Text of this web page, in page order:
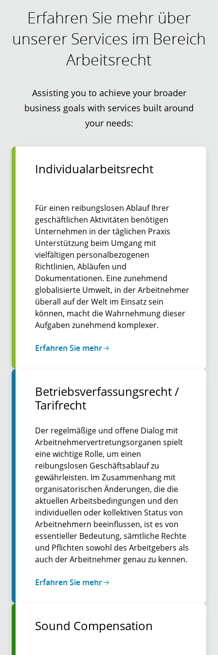
Erfahren Sie mehr über
unserer Services im Bereich
Arbeitsrecht
Assisting you to achieve your broader
business goals with services built around
your needs:
Individualarbeitsrecht
Für einen reibungslosen Ablauf Ihrer
geschäftlichen Aktivitäten benötigen
Unternehmen in der täglichen Praxis
Unterstützung beim Umgang mit
vielfältigen personalbezogenen
Richtlinien, Abläufen und
Dokumentationen. Eine zunehmend
globalisierte Umwelt, in der Arbeitnehmer
überall auf der Welt im Einsatz sein
können, macht die Wahrnehmung dieser
Aufgaben zunehmend komplexer.
Erfahren Sie mehr
Betriebs­ver­fassungs­­recht /
Tarif­recht
Der regelmäßige und offene Dialog mit
Arbeitnehmervertretungsorganen spielt
eine wichtige Rolle, um einen
reibungslosen Geschäftsablauf zu
gewährleisten. Im Zusammenhang mit
organisatorischen Änderungen, die die
aktuellen Arbeitsbedingungen und den
individuellen oder kollektiven Status von
Arbeitnehmern beeinflussen, ist es von
essentieller Bedeutung, sämtliche Rechte
und Pflichten sowohl des Arbeitgebers als
auch der Arbeitnehmer genau zu kennen.
Erfahren Sie mehr
Sound Compensation